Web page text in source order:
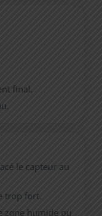
final.
le capteur au
trop fort.
zone humide ou